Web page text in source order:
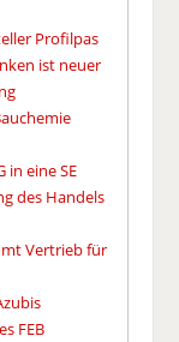
Profilpas
ist neuer
in eine SE
des Handels
Vertrieb für
FEB